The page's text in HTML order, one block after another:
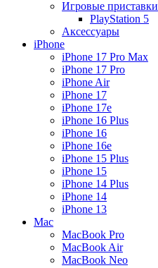
Игровые приставки
PlayStation 5
Аксессуары
iPhone
iPhone 17 Pro Max
iPhone 17 Pro
iPhone Air
iPhone 17
iPhone 17e
iPhone 16 Plus
iPhone 16
iPhone 16e
iPhone 15 Plus
iPhone 15
iPhone 14 Plus
iPhone 14
iPhone 13
Mac
MacBook Pro
MacBook Air
MacBook Neo